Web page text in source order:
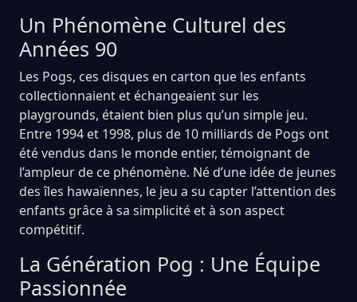
Un Phénomène Culturel des
Années 90
Les Pogs, ces disques en carton que les enfants
collectionnaient et échangeaient sur les
playgrounds, étaient bien plus qu’un simple jeu.
Entre 1994 et 1998, plus de 10 milliards de Pogs ont
été vendus dans le monde entier, témoignant de
l’ampleur de ce phénomène. Né d’une idée de jeunes
des îles hawaïennes, le jeu a su capter l’attention des
enfants grâce à sa simplicité et à son aspect
compétitif.
La Génération Pog : Une Équipe
Passionnée